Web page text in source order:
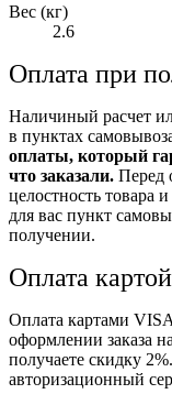
Вес (кг)
2.6
Оплата при
Наличиный расчет
в пунктах
оплаты, который
что заказали. Перед
целостность товара
для вас пункт
получении.
Оплата
Оплата картами
оформлении заказа
получаете скидку
авторизационный